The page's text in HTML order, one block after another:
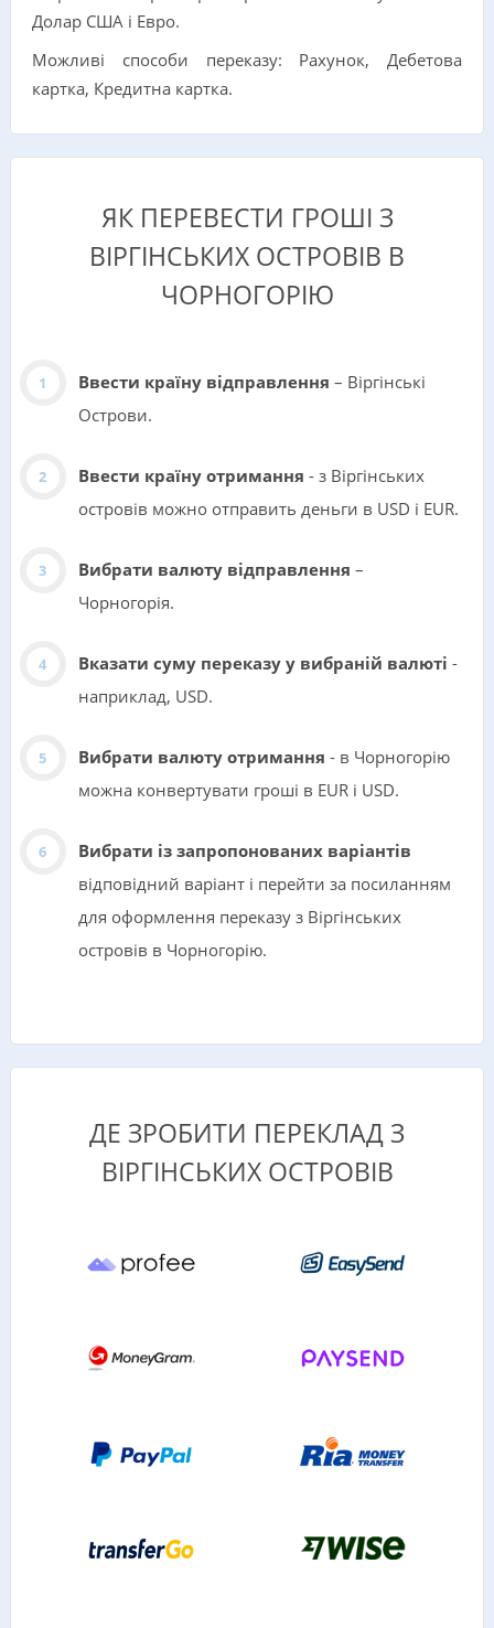
Долар США i Евро.
Можливі способи переказу: Рахунок, Дебетова
картка, Кредитна картка.
ЯК ПЕРЕВЕСТИ ГРОШІ З
ВІРГІНСЬКИХ ОСТРОВІВ В
ЧОРНОГОРІЮ
Ввести країну відправлення – Віргінські
Острови.
Ввести країну отримання - з Віргінських
островів можно отправить деньги в USD i EUR.
Вибрати валюту відправлення –
Чорногорія.
Вказати суму переказу у вибраній валюті -
наприклад, USD.
Вибрати валюту отримання - в Чорногорію
можна конвертувати гроші в EUR i USD.
Вибрати із запропонованих варіантів
відповідний варіант і перейти за посиланням
для оформлення переказу з Віргінських
островів в Чорногорію.
ДЕ ЗРОБИТИ ПЕРЕКЛАД З
ВІРГІНСЬКИХ ОСТРОВІВ